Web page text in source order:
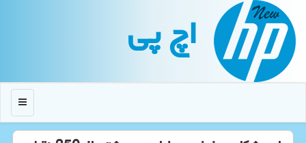
اچ پی
منو